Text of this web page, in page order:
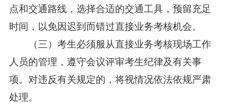
点和交通路线，选择合适的交通工具，预留充足
时间，以免因迟到而错过直接业务考核机会。
（三）考生必须服从直接业务考核现场工作
人员的管理，遵守会议评审考生纪律及有关事
项。对违反有关规定的，将视情况依法依规严肃
处理。